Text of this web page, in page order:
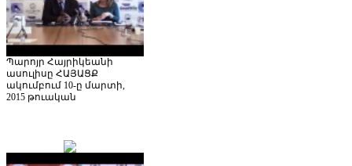
Պարոյր Հայրիկեանի
ասուլիսը ՀԱՅԱՑՔ
ակումբում 10-ը մարտի,
2015 թուական